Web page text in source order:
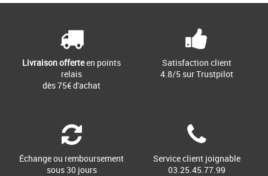
Livraison offerteen points
relais
dès 75€ d'achat
Satisfaction client
4.8/5 sur Trustpilot
Échange ou remboursement
sous 30 jours
Service client joignable
03.25.45.77.99